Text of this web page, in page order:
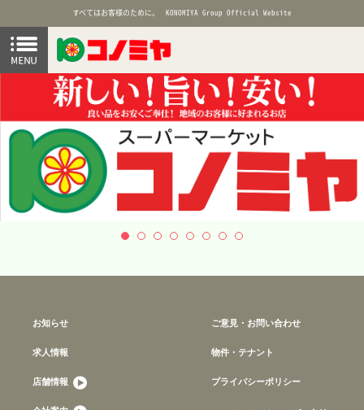
すべてはお客様のために。 KONOMIYA Group Official Website
お知らせ
求人情報
店舗情報
ご意見・お問い合わせ
物件・テナント
プライバシーポリシー